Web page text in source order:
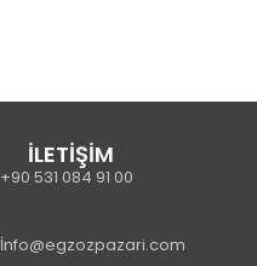
İLETİŞİM
+90 531 084 91 00
İnfo@egzozpazari.com